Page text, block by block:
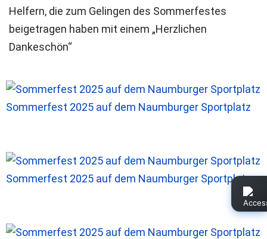
Helfern, die zum Gelingen des Sommerfestes
beigetragen haben mit einem „Herzlichen
Dankeschön“
Sommerfest 2025 auf dem Naumburger Sportplatz
Sommerfest 2025 auf dem Naumburger Sportplatz